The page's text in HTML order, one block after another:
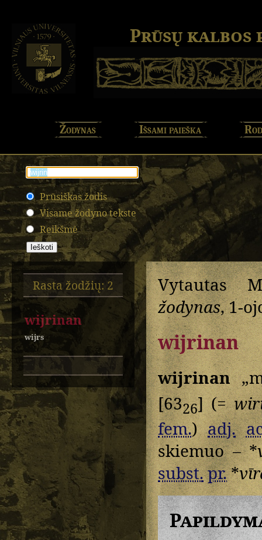
Prūsų kalbos
Žodynas Išsami paieška
Prūsiškas žodis
Visame žodyno tekste
Reikšmė
Rasta žodžių: 2
wijrinan
wijrs
Vytautas
žodynas, 1-
wijrinan
wijrinan
[6326] (=
fem.)adj.
skiemuo – *
subst.pr.*